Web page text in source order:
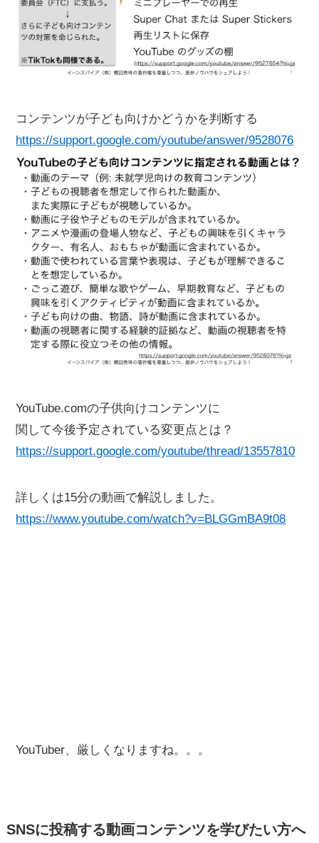
コンテンツが子ども向けかどうかを判断する
https://support.google.com/youtube/answer/9528076
YouTube.comの子供向けコンテンツに
関して今後予定されている変更点とは？
https://support.google.com/youtube/thread/13557810
詳しくは15分の動画で解説しました。
https://www.youtube.com/watch?v=BLGGmBA9t08
YouTuber、厳しくなりますね。。。
SNSに投稿する動画コンテンツを学びたい方へ